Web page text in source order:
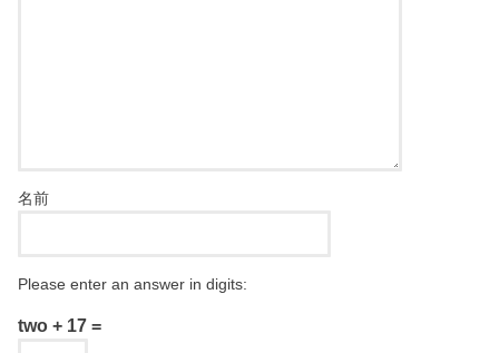
名前
Please enter an answer in digits:
two + 17 =